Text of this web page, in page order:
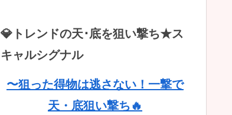
💎トレンドの天･底を狙い撃ち★ス
キャルシグナル
〜狙った得物は逃さない！一撃で
天・底狙い撃ち🔥